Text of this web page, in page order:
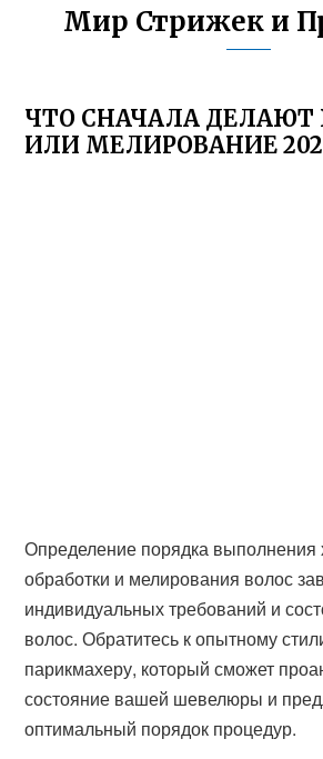
Мир Стрижек и
ЧТО СНАЧАЛА
ИЛИ МЕЛИРОВАНИЕ
Определение порядка выполнения
обработки и мелирования волос
индивидуальных требований и
волос. Обратитесь к опытному
парикмахеру, который сможет
состояние вашей шевелюры и
оптимальный порядок процедур.